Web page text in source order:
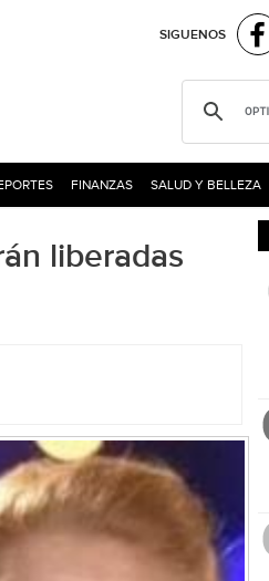
SIGUENOS
FINANZAS SALUD Y BELLEZA
liberadas